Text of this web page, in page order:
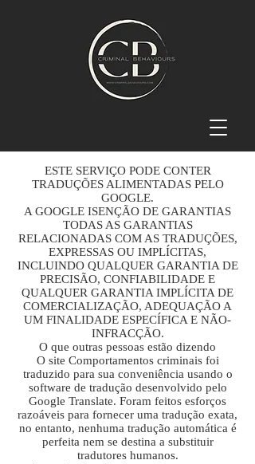
ESTE SERVIÇO PODE CONTER
TRADUÇÕES ALIMENTADAS PELO
GOOGLE.
A GOOGLE ISENÇÃO DE GARANTIAS
TODAS AS GARANTIAS
RELACIONADAS COM AS TRADUÇÕES,
EXPRESSAS OU IMPLÍCITAS,
INCLUINDO QUALQUER GARANTIA DE
PRECISÃO, CONFIABILIDADE E
QUALQUER GARANTIA IMPLÍCITA DE
COMERCIALIZAÇÃO, ADEQUAÇÃO A
UM FINALIDADE ESPECÍFICA E NÃO-
INFRACÇÃO.
O que outras pessoas estão dizendo
O site Comportamentos criminais foi
traduzido para sua conveniência usando o
software de tradução desenvolvido pelo
Google Translate. Foram feitos esforços
razoáveis ​​para fornecer uma tradução exata,
no entanto, nenhuma tradução automática é
perfeita nem se destina a substituir
tradutores humanos.